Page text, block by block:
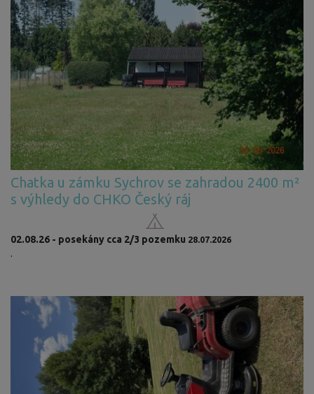
Chatka u zámku Sychrov se zahradou 2400 m²
s výhledy do CHKO Český ráj
02.08.26 - posekány cca 2/3 pozemku 28.07.2026
.